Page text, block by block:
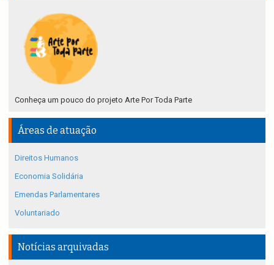
Conheça um pouco do projeto Arte Por Toda Parte
Áreas de atuação
Direitos Humanos
Economia Solidária
Emendas Parlamentares
Voluntariado
Notícias arquivadas